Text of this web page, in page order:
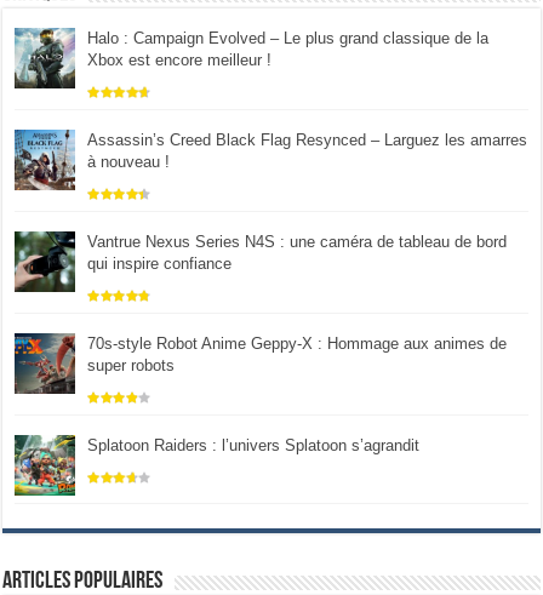
Halo : Campaign Evolved – Le plus grand classique de la
Xbox est encore meilleur !
Assassin’s Creed Black Flag Resynced – Larguez les amarres
à nouveau !
Vantrue Nexus Series N4S : une caméra de tableau de bord
qui inspire confiance
70s-style Robot Anime Geppy-X : Hommage aux animes de
super robots
Splatoon Raiders : l’univers Splatoon s’agrandit
Articles populaires